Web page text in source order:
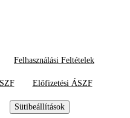
Felhasználási Feltételek
Előfizetési ÁSZF
Sütibeállítások